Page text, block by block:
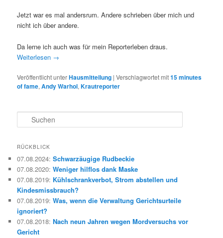
Jetzt war es mal andersrum. Andere schrieben über mich und
nicht ich über andere.
Da lerne ich auch was für mein Reporterleben draus.
Weiterlesen →
Veröffentlicht unterHausmitteilung |Verschlagwortet mit15 minutes
of fame,Andy Warhol,Krautreporter
u
h
n
RÜCKBLICK
07.08.2024:Schwarzäugige Rudbeckie
07.08.2020:Weniger hilflos dank Maske
07.08.2019: Kühlschrankverbot, Strom abstellen und
Kindesmissbrauch?
07.08.2019:Was, wenn die Verwaltung Gerichtsurteile
ignoriert?
07.08.2018:Nach neun Jahren wegen Mordversuchs vor
Gericht